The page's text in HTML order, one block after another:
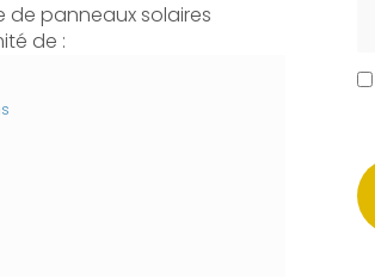
de panneaux solaires
de :